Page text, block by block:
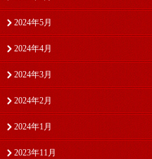
2024年5月
2024年4月
2024年3月
2024年2月
2024年1月
2023年11月